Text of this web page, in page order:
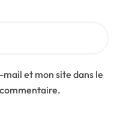
et mon site dans le